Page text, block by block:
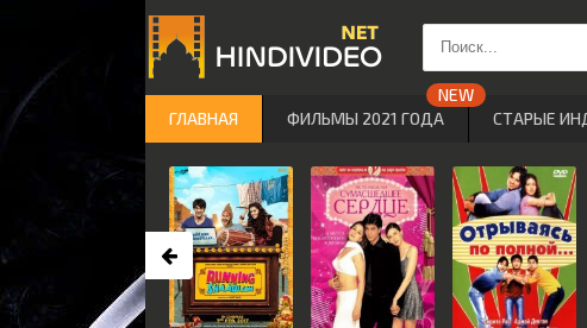
ГЛАВНАЯ ФИЛЬМЫ 2021 ГОДА СТАРЫЕ